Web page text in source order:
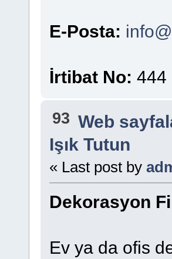
E-Posta:
İrtibat No: 444
93 Web
Işık Tutun
« Last post by
Dekorasyon
Ev ya da ofis